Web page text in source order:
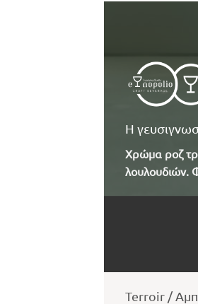
Η
Χρώμα ροζ
λουλουδιών.
Terroir /